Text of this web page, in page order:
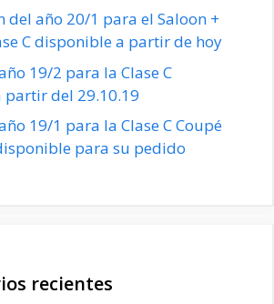
del año 20/1 para el Saloon +
C disponible a partir de hoy
19/2 para la Clase C
del 29.10.19
19/1 para la Clase C Coupé
para su pedido
recientes